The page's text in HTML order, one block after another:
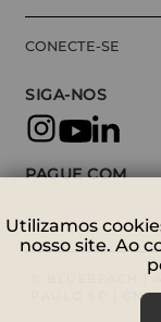
CONECTE-SE
SIGA-NOS
PAGUE COM
© BLUEBEACH |
PAULO SP |
Utilizamos
nosso site. Ao